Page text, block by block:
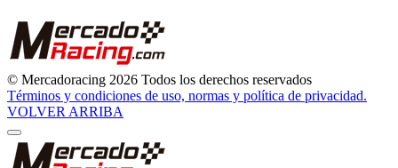
© Mercadoracing 2026 Todos los derechos reservados
Términos y condiciones de uso, normas y política de privacidad.
VOLVER ARRIBA